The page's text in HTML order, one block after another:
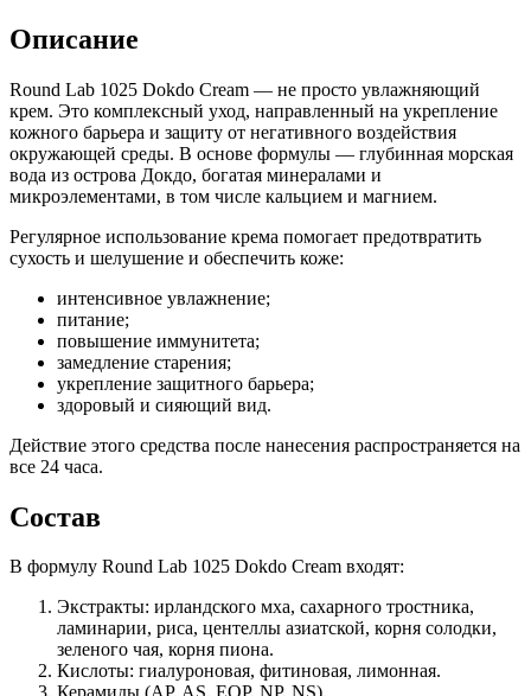
Описание
Round Lab 1025 Dokdo Cream — не просто увлажняющий
крем. Это комплексный уход, направленный на укрепление
кожного барьера и защиту от негативного воздействия
окружающей среды. В основе формулы — глубинная морская
вода из острова Докдо, богатая минералами и
микроэлементами, в том числе кальцием и магнием.
Регулярное использование крема помогает предотвратить
сухость и шелушение и обеспечить коже:
интенсивное увлажнение;
питание;
повышение иммунитета;
замедление старения;
укрепление защитного барьера;
здоровый и сияющий вид.
Действие этого средства после нанесения распространяется на
все 24 часа.
Состав
В формулу Round Lab 1025 Dokdo Cream входят:
Экстракты: ирландского мха, сахарного тростника,
ламинарии, риса, центеллы азиатской, корня солодки,
зеленого чая, корня пиона.
Кислоты: гиалуроновая, фитиновая, лимонная.